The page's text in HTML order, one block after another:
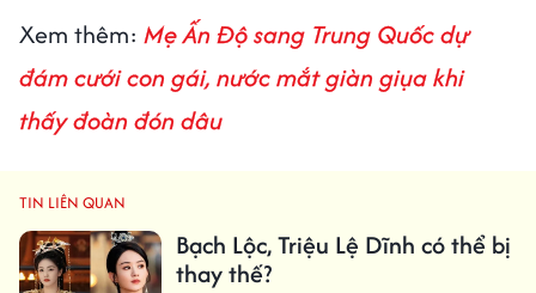
Xem thêm: Mẹ Ấn Độ sang Trung Quốc dự
đám cưới con gái, nước mắt giàn giụa khi
thấy đoàn đón dâu
TIN LIÊN QUAN
Bạch Lộc, Triệu Lệ Dĩnh có thể bị
thay thế?